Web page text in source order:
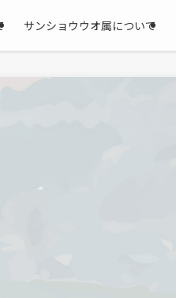
サンショウウオ属について